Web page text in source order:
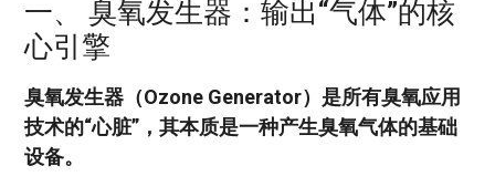
一、 臭氧发生器：输出“气体”的核
心引擎
臭氧发生器（Ozone Generator）是所有臭氧应用
技术的“心脏”，其本质是一种产生臭氧气体的基础
设备。